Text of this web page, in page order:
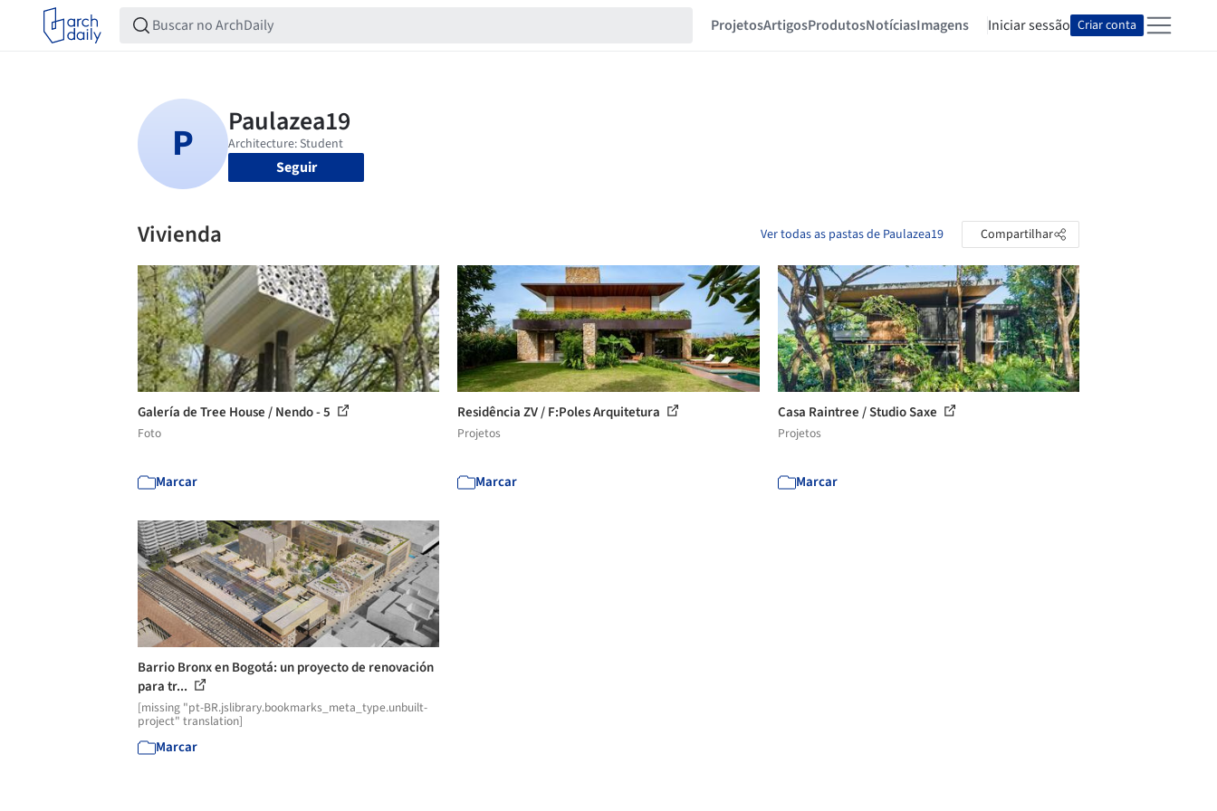
ProjetosArtigosProdutosNotíciasImagens Iniciar sessão Criar conta
Seguir
Vivienda Ver todas as pastas de Paulazea19 Compartilhar
Galería de Tree House / Nendo - 5
Foto
Marcar
Residência ZV / F:Poles Arquitetura
Projetos
Marcar
Casa Raintree / Studio Saxe
Projetos
Marcar
Barrio Bronx en Bogotá: un proyecto de renovación
para tr...
[missing "pt-BR.jslibrary.bookmarks_meta_type.unbuilt-
project" translation]
Marcar